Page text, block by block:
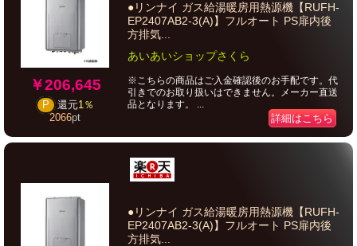
￥206,645
P 還元1％
2066pt
●リンナイ ガス給湯暖房用熱源機【RUFH-
EP2407AB2-3(A)】フルオート PS扉内後
方排気...
あいあいショップさくら
※こちらの商品はご入金確認後のお手配です。代
引きでのお取り扱いはできません。メーカー直送
品となります。 ...
詳細はこちら
●リンナイ ガス給湯暖房用熱源機【RUFH-
EP2407AB2-3(A)】フルオート PS扉内後
方排気...